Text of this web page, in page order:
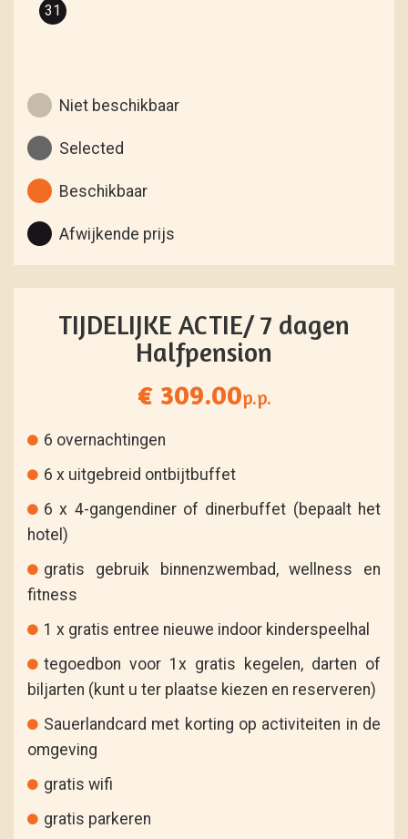
31
Niet beschikbaar
Selected
Beschikbaar
Afwijkende prijs
TIJDELIJKE ACTIE/ 7 dagen
Halfpension
€ 309.00p.p.
6 overnachtingen
6 x uitgebreid ontbijtbuffet
6 x 4-gangendiner of dinerbuffet (bepaalt het
hotel)
gratis gebruik binnenzwembad, wellness en
fitness
1 x gratis entree nieuwe indoor kinderspeelhal
tegoedbon voor 1x gratis kegelen, darten of
biljarten (kunt u ter plaatse kiezen en reserveren)
Sauerlandcard met korting op activiteiten in de
omgeving
gratis wifi
gratis parkeren